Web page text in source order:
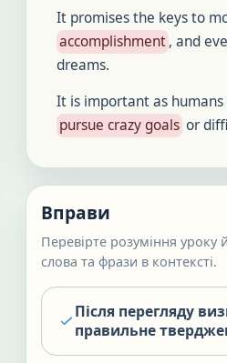
It promises the keys to
accomplishment, and
dreams.
It is important as
pursue crazy goals or
Вправи
Перевірте розуміння уроку
слова та фрази в контексті.
Після перегляду
правильне